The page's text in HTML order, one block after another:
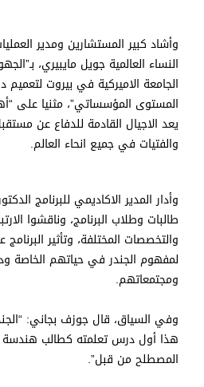
وأشاد كبير المستشارين ومدير
النساء العالمية جويل مايبيري،
الجامعة الاميركية في بيروت لتعميم
المستوى المؤسساتي”، مثنيا على
يعد الاجيال القادمة للدفاع عن
والفتيات في جميع انحاء العالم.
وأدار المدير الاكاديمي للبرنامج
طالبات وطلاب البرنامج، وناقشوا
والتخصصات المختلفة، وتأثير
لمفهوم الجندر في حياتهم الخاصة
ومجتمعاتهم.
وفي السياق، قال جوزف بجاني:
هذا أول درس تعلمته كطالب
المصطلح من قبل”.